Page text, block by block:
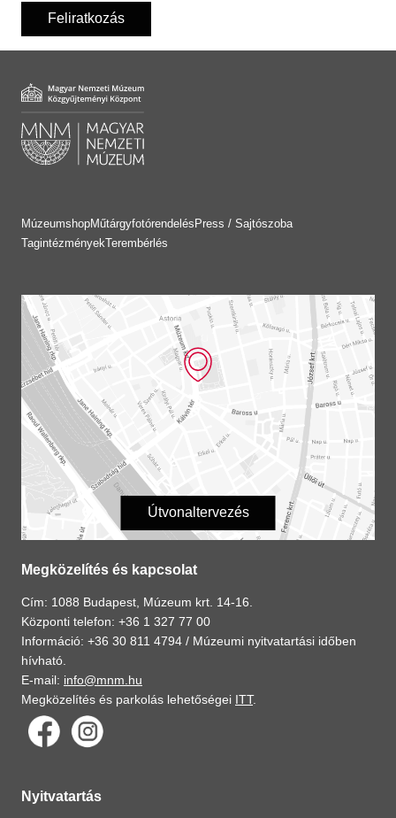
Feliratkozás
MúzeumshopMűtárgyfotórendelés Press / Sajtószoba
TagintézményekTerembérlés
Útvonaltervezés
Megközelítés és kapcsolat
Cím: 1088 Budapest, Múzeum krt. 14-16.
Központi telefon: +36 1 327 77 00
Információ: +36 30 811 4794 / Múzeumi nyitvatartási időben
hívható.
E-mail: info@mnm.hu
Megközelítés és parkolás lehetőségei ITT.
Nyitvatartás